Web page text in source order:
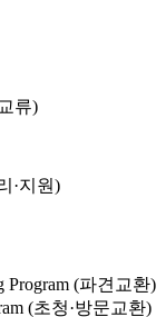
류)
·지원)
Program (파견교환)
(초청·방문교환)